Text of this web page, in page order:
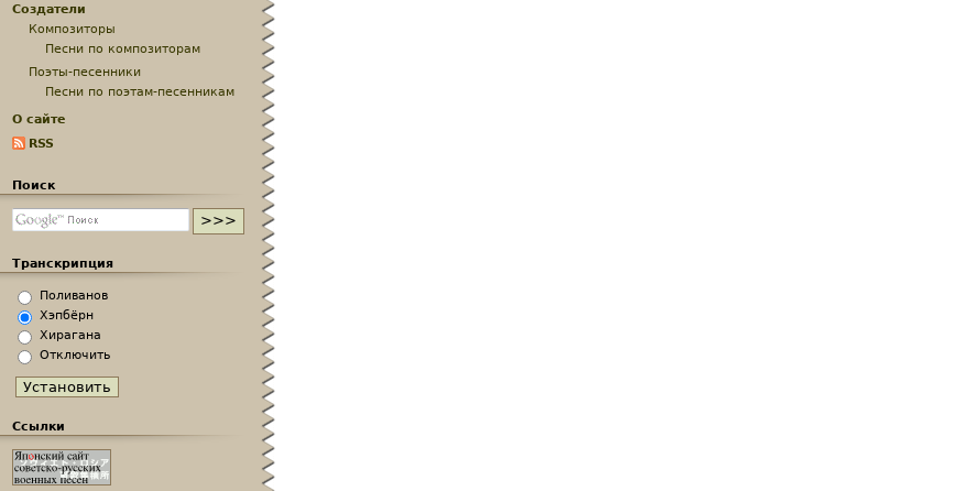
Создатели
Композиторы
Песни по композиторам
Поэты-песенники
Песни по поэтам-песенникам
О сайте
RSS
Поиск
Транскрипция
Поливанов
Хэпбёрн
Хирагана
Отключить
Ссылки